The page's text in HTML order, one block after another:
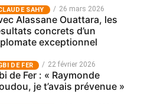
SAHY 26 mars 2026
Alassane Ouattara, les
concrets d’un
exceptionnel
DE FER 22 février 2026
de Fer : « Raymonde
je t’avais prévenue »